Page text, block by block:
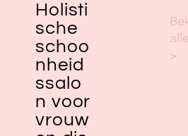
Holisti
sche
schoo
nheid
ssalo
n voor
vrouw